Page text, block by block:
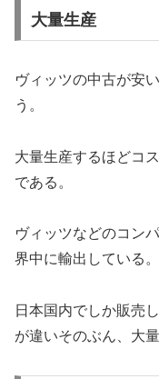
大量生産
ヴィッツの中古が安
う。
大量生産するほどコ
である。
ヴィッツなどのコン
界中に輸出している。
日本国内でしか販売
が違いそのぶん、大